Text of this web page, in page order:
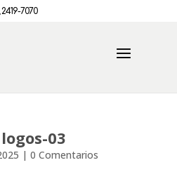
2419-7070
03
| 0 Comentarios